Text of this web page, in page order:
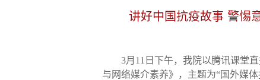
讲好中国抗疫故事 警惕
3月11日下午，我院以腾讯课堂
与网络媒介素养》，主题为“国外媒